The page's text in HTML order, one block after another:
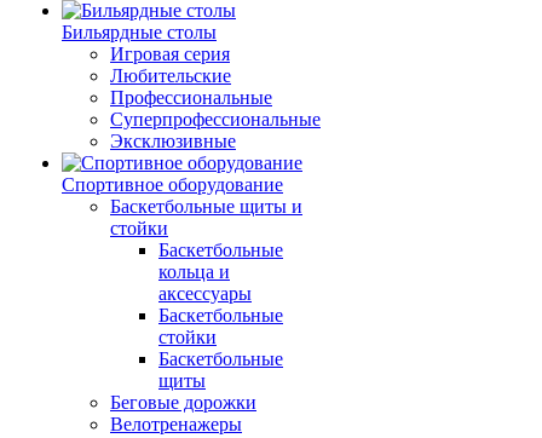
Бильярдные столы
Игровая серия
Любительские
Профессиональные
Суперпрофессиональные
Эксклюзивные
Спортивное оборудование
Баскетбольные щиты и
стойки
Баскетбольные
кольца и
аксессуары
Баскетбольные
стойки
Баскетбольные
щиты
Беговые дорожки
Велотренажеры